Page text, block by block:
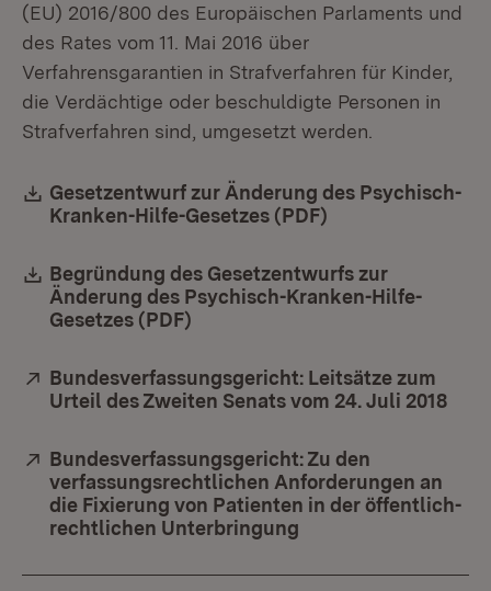
(EU) 2016/800 des Europäischen Parlaments und
des Rates vom 11. Mai 2016 über
Verfahrensgarantien in Strafverfahren für Kinder,
die Verdächtige oder beschuldigte Personen in
Strafverfahren sind, umgesetzt werden.
Download:
Gesetzentwurf zur Änderung des Psychisch-
Kranken-Hilfe-Gesetzes (PDF)
Download:
Begründung des Gesetzentwurfs zur
Änderung des Psychisch-Kranken-Hilfe-
Gesetzes (PDF)
Extern:
Bundesverfassungsgericht: Leitsätze zum
Urteil des Zweiten Senats vom 24. Juli 2018
Extern:
Bundesverfassungsgericht: Zu den
verfassungsrechtlichen Anforderungen an
die Fixierung von Patienten in der öffentlich-
rechtlichen Unterbringung